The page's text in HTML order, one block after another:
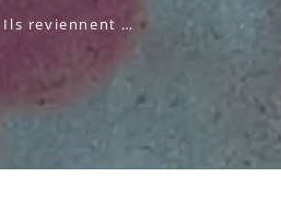
Ils reviennent …